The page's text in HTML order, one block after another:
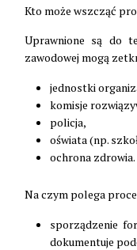
Kto może wszcząć
Uprawnione są do
zawodowej mogą
jednostki
komisje
policja,
oświata (np.
ochrona zdrowia.
Na czym polega
sporządzenie
dokumentuje